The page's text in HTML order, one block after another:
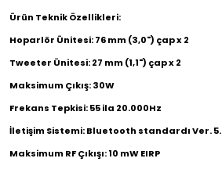
Ürün Teknik Özellikleri:
Hoparlör Ünitesi: 76 mm (3,0") çap x 2
Tweeter Ünitesi: 27 mm (1,1") çap x 2
Maksimum Çıkış: 30W
Frekans Tepkisi: 55 ila 20.000Hz
İletişim Sistemi: Bluetooth standardı Ver.
Maksimum RF Çıkışı: 10 mW EIRP